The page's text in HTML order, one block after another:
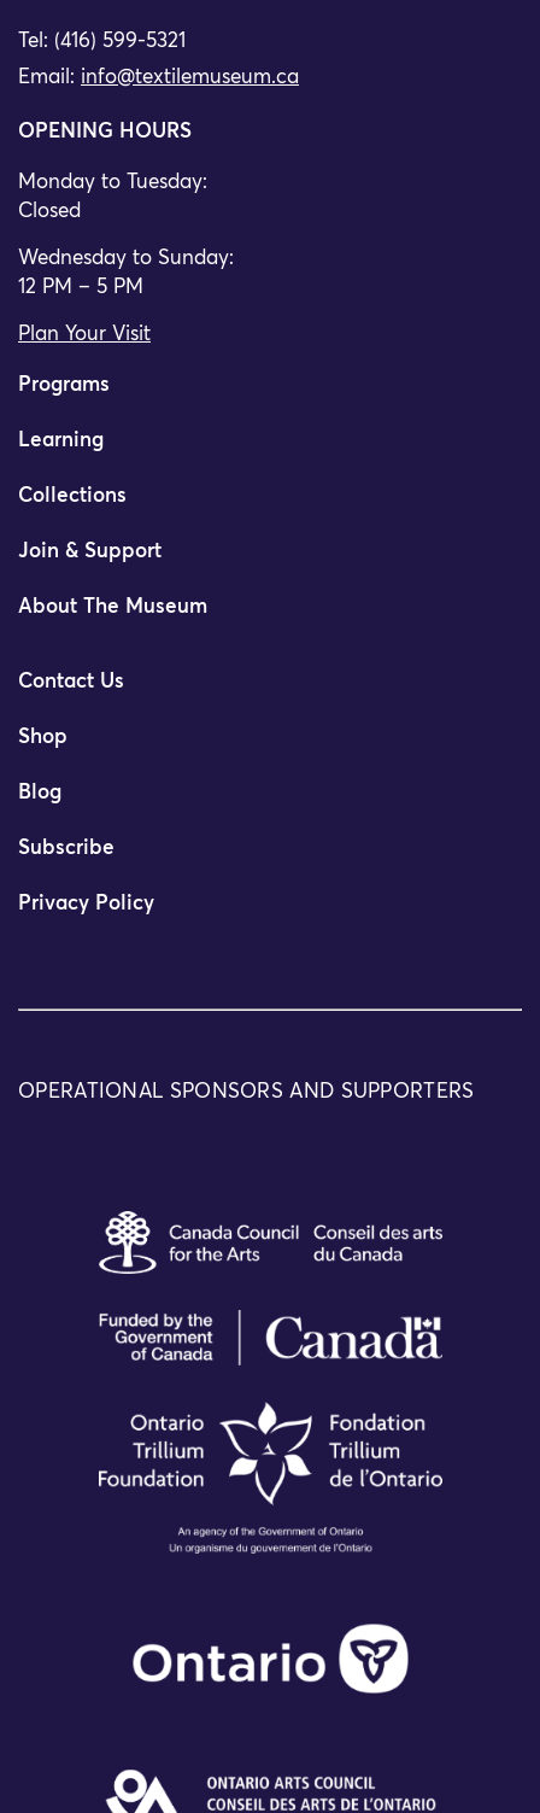
Tel: (416) 599-5321
Email: info@textilemuseum.ca
OPENING HOURS
Monday to Tuesday:
Closed
Wednesday to Sunday:
12 PM – 5 PM
Plan Your Visit
Programs
Learning
Collections
Join & Support
About The Museum
Contact Us
Shop
Blog
Subscribe
Privacy Policy
OPERATIONAL SPONSORS AND SUPPORTERS